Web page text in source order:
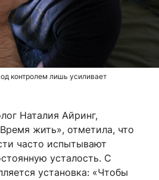
контролем лишь усиливает
Наталия Айринг,
жить», отметила, что
часто испытывают
усталость. С
установка: «Чтобы